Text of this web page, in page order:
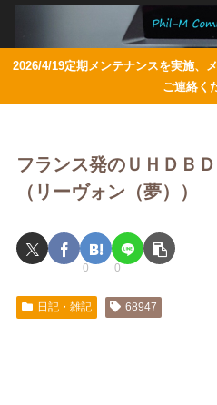
2026/4/19定期メンテナンスを実施、
ご連絡く
フランス発のＵＨＤＢ
（リーヴォン（夢））
0 0
日記・雑記 68947